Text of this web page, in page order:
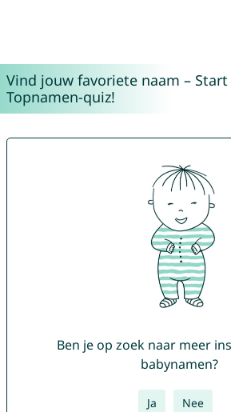
Vind jouw favoriete naam – Start
Topnamen-quiz!
Ben je op zoek naar meer
babynamen?
Ja Nee